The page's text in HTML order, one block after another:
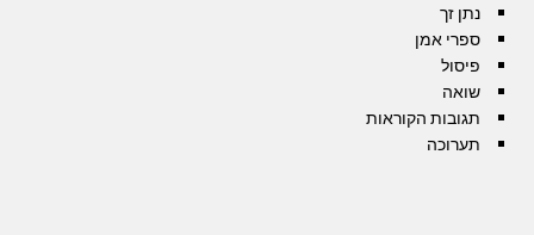
נתן זך
ספרי אמן
פיסול
שואה
תגובות הקוראות
תערוכה